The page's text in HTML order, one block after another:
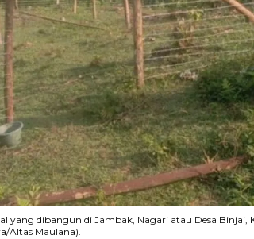
yang dibangun di Jambak, Nagari atau Desa Binjai,
Altas Maulana).